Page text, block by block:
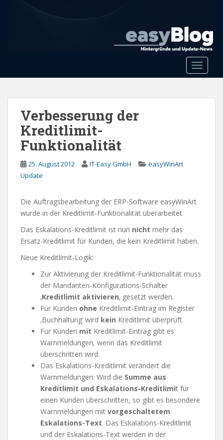
Toggle
Verbesserung der
Kreditlimit-
Funktionalität
25. August 2012 IT-Easy GmbH
easyWinArt
Update
Die Auftragsbearbeitung der ERP-Software easyWinArt
wurde in der Kreditlimit-Funktionalität überarbeitet.
Das Eskalations-Kreditlimit ist nun nicht mehr das
Ersatz-Kreditlimit für Kunden, die kein Kreditlimit haben.
Neue Kreditlimit-Logik:
Zur Aktivierung der Kreditlimit-Funktionalität muss
der Mandanten-Konfigurations-Schalter
‚Kreditlimit aktivieren‚ gesetzt werden.
Für Kunden ohne Kreditlimit-Eintrag im Register
‚Buchhaltung‘ wird kein Kreditlimit überprüft.
Für Kunden mit Kreditlimit-Eintrag gibt es
Warnmeldungen, wenn das Kreditlimit
überschritten wird.
Das Eskalations-Kreditlimit verändert die
Warnmeldungen: Wird die Summe aus
Kreditlimit und Eskalations-Kreditlimit für
einen Kunden überschritten, so gibt es besondere
Warnmeldungen mit vorgeschaltetem
Eskalations-Text. Das Eskalations-Kreditlimit
und der Eskalations-Text werden in der